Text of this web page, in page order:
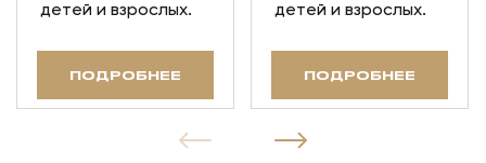
детей и взрослых.
ПОДРОБНЕЕ
детей и взрослых.
ПОДРОБНЕЕ